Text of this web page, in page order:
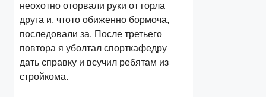
неохотно оторвали руки от горла
друга и, чтото обиженно бормоча,
последовали за. После третьего
повтора я уболтал спорткафедру
дать справку и всучил ребятам из
стройкома.